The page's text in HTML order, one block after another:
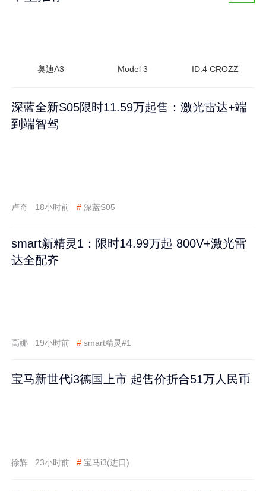
奥迪A3 Model 3 ID.4 CROZZ
深蓝全新S05限时11.59万起售：激光雷达+端
到端智驾
卢奇 18小时前 # 深蓝S05
smart新精灵1：限时14.99万起 800V+激光雷
达全配齐
高娜 19小时前 # smart精灵#1
宝马新世代i3德国上市 起售价折合51万人民币
徐辉 23小时前 # 宝马i3(进口)